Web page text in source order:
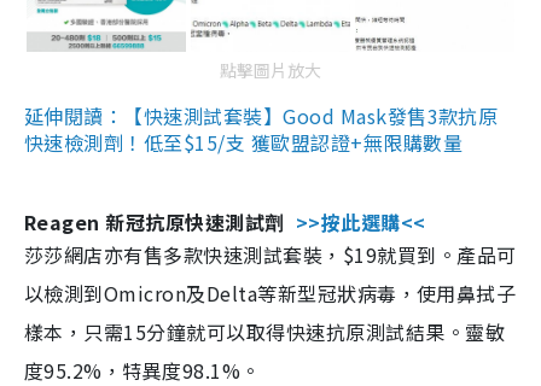
點擊圖片放大
延伸閱讀：【快速測試套裝】Good Mask發售3款抗原
快速檢測劑！低至$15/支 獲歐盟認證+無限購數量
Reagen 新冠抗原快速測試劑 >>按此選購<<
莎莎網店亦有售多款快速測試套裝，$19就買到。產品可
以檢測到Omicron及Delta等新型冠狀病毒，使用鼻拭子
樣本，只需15分鐘就可以取得快速抗原測試結果。靈敏
度95.2%，特異度98.1%。